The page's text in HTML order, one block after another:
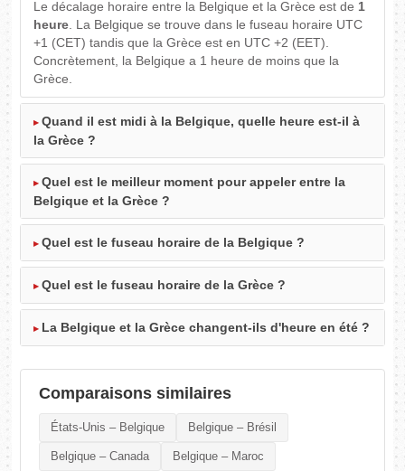
Le décalage horaire entre la Belgique et la Grèce est de 1
heure. La Belgique se trouve dans le fuseau horaire UTC
+1 (CET) tandis que la Grèce est en UTC +2 (EET).
Concrètement, la Belgique a 1 heure de moins que la
Grèce.
Quand il est midi à la Belgique, quelle heure est-il à
la Grèce ?
Quel est le meilleur moment pour appeler entre la
Belgique et la Grèce ?
Quel est le fuseau horaire de la Belgique ?
Quel est le fuseau horaire de la Grèce ?
La Belgique et la Grèce changent-ils d'heure en été ?
Comparaisons similaires
États-Unis – Belgique Belgique – Brésil
Belgique – Canada Belgique – Maroc